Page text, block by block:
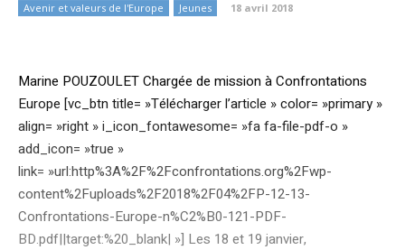
Avenir et valeurs de l'Europe Jeunes 18 avril 2018
Marine POUZOULET Chargée de mission à Confrontations
Europe [vc_btn title= »Télécharger l’article » color= »primary »
align= »right » i_icon_fontawesome= »fa fa-file-pdf-o »
add_icon= »true »
link= »url:http%3A%2F%2Fconfrontations.org%2Fwp-
content%2Fuploads%2F2018%2F04%2FP-12-13-
Confrontations-Europe-n%C2%B0-121-PDF-
BD.pdf||target:%20_blank| »] Les 18 et 19 janvier,